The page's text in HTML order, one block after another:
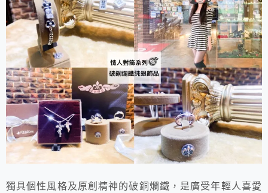
獨具個性風格及原創精神的破銅爛鐵，是廣受年輕人喜愛